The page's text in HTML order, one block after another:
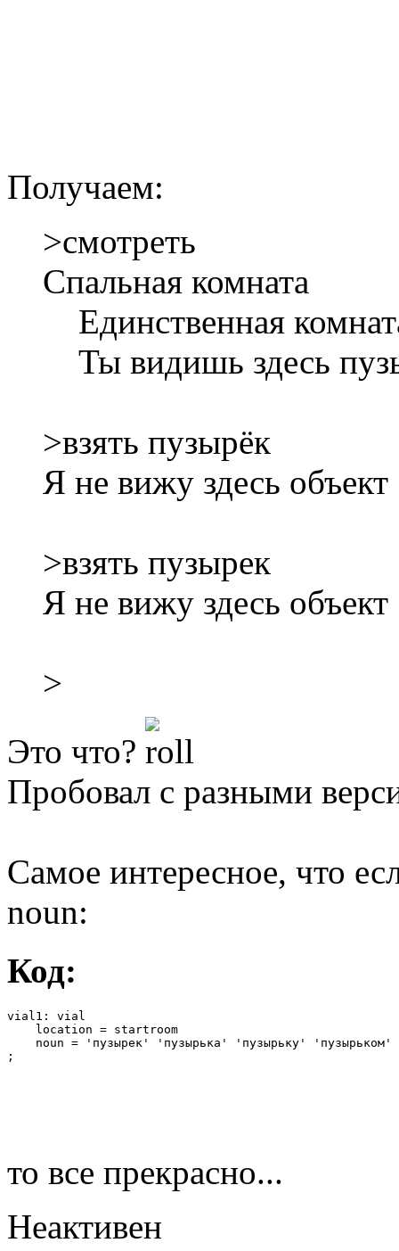
Получаем:
>смотреть
Спальная комната
Единственная
Ты видишь здесь
>взять пузырёк
Я не вижу здесь
>взять пузырек
Я не вижу здесь
>
Это что?
Пробовал с разными
Самое интересное, что
noun:
Код:
vial1: vial
    location = startroom
noun = 'пузырек' 'пузырька' 'пузырьку'
;
то все прекрасно...
Неактивен